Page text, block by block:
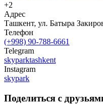
+2
Адрес
Ташкент, ул. Батыра
Телефон
(+998) 90-788-6661
Telegram
skyparktashkent
Instagram
skypark
Поделиться с